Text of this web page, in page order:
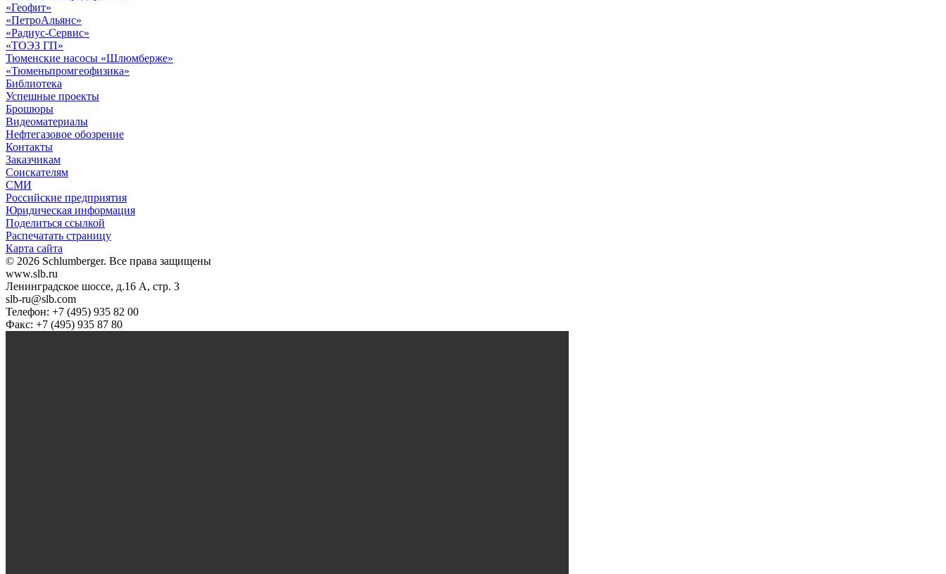
«Геофит»
«ПетроАльянс»
«Радиус-Сервис»
«ТОЭЗ ГП»
Тюменские насосы «Шлюмберже»
«Тюменьпромгеофизика»
Библиотека
Успешные проекты
Брошюры
Видеоматериалы
Нефтегазовое обозрение
Контакты
Заказчикам
Соискателям
СМИ
Российские предприятия
Юридическая информация
Поделиться ссылкой
Распечатать страницу
Карта сайта
© 2026 Schlumberger. Все права защищены
www.slb.ru
Ленинградское шоссе, д.16 А, стр. 3
slb-ru@slb.com
Телефон: +7 (495) 935 82 00
Факс: +7 (495) 935 87 80